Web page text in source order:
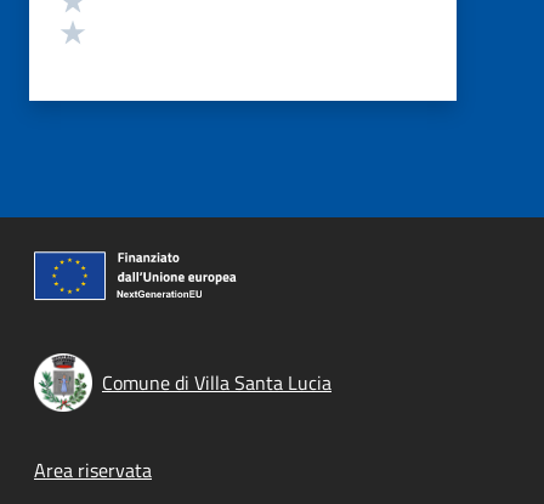
Comune di Villa Santa Lucia
Footer menu
Area riservata